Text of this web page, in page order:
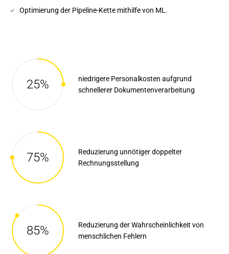
Optimierung der Pipeline-Kette mithilfe von ML.
25%
niedrigere Personalkosten aufgrund
schnellerer Dokumentenverarbeitung
75%
Reduzierung unnötiger doppelter
Rechnungsstellung
85%
Reduzierung der Wahrscheinlichkeit von
menschlichen Fehlern